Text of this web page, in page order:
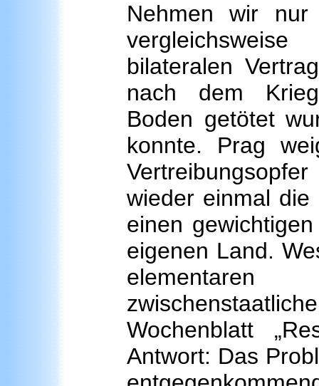
Nehmen wir
bilateralen
nach dem
Boden getötet
konnte. Prag
wieder einmal die
einen
eigenen Land.
elementaren
Wochenblatt
Antwort: Das